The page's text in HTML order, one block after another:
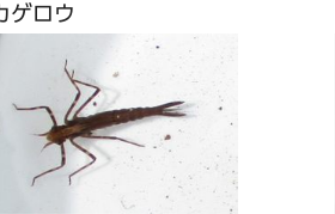
ゲロウ